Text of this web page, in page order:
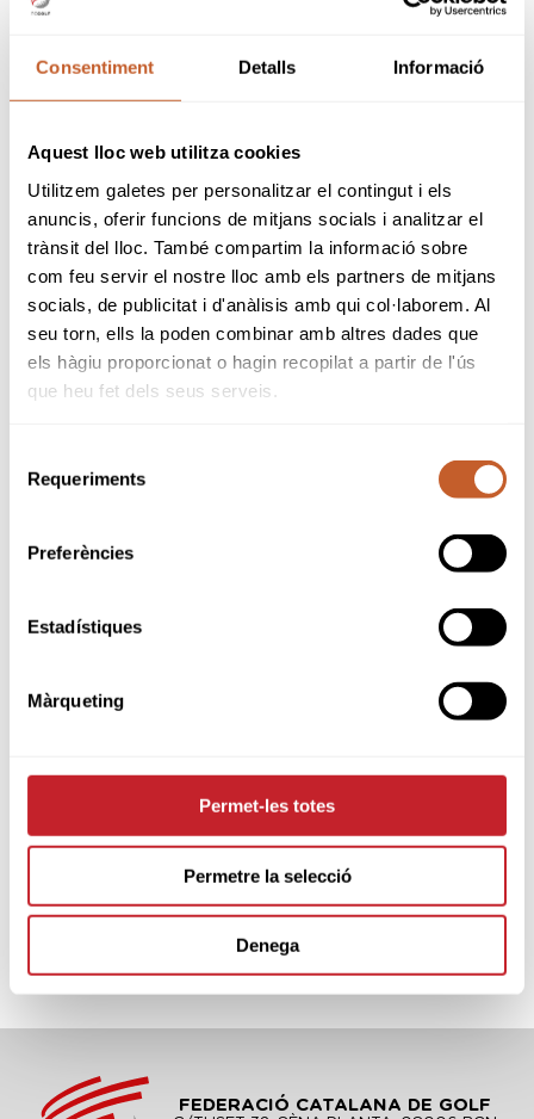
Consentiment Detalls Informació
Aquest lloc web utilitza cookies
Utilitzem galetes per personalitzar el contingut i els
anuncis, oferir funcions de mitjans socials i analitzar el
trànsit del lloc. També compartim la informació sobre
com feu servir el nostre lloc amb els partners de mitjans
socials, de publicitat i d'anàlisis amb qui col·laborem. Al
seu torn, ells la poden combinar amb altres dades que
els hàgiu proporcionat o hagin recopilat a partir de l'ús
que heu fet dels seus serveis.
Requeriments
Preferències
Estadístiques
Màrqueting
Permet-les totes
Permetre la selecció
Denega
DELEGATS PROVINCIALS
Delegat Provincial Barcelona
Delegat Provincial Girona
Luis Parera
Delegat Provincial Lleida
Robert Serentill
FEDERACIÓ CATALANA DE GOLF